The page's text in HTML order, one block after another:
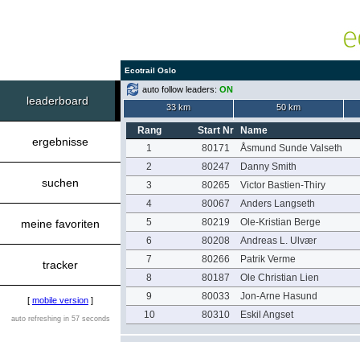
Ecotrail Oslo
leaderboard
ergebnisse
suchen
meine favoriten
tracker
[ mobile version ]
auto refreshing in 57 seconds
auto follow leaders: ON
33 km
50 km
Rang Start Nr
Name
1
80171
Åsmund Sunde Valseth
2
80247
Danny Smith
3
80265
Victor Bastien-Thiry
4
80067
Anders Langseth
5
80219
Ole-Kristian Berge
6
80208
Andreas L. Ulvær
7
80266
Patrik Verme
8
80187
Ole Christian Lien
9
80033
Jon-Arne Hasund
10
80310 Eskil Angset